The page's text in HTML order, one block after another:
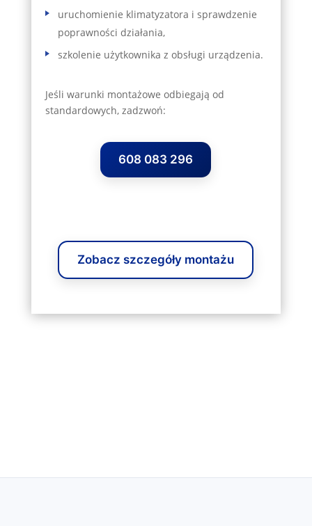
uruchomienie klimatyzatora i sprawdzenie
poprawności działania,
szkolenie użytkownika z obsługi urządzenia.
Jeśli warunki montażowe odbiegają od
standardowych, zadzwoń:
608 083 296
Zobacz szczegóły montażu